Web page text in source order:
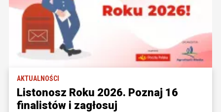
AKTUALNOŚCI
Listonosz Roku 2026. Poznaj 16
finalistów i zagłosuj